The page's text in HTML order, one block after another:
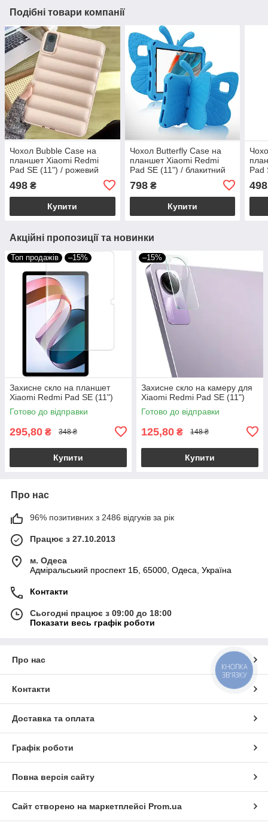
Подібні товари компанії
Чохол Bubble Case на
планшет Xiaomi Redmi
Pad SE (11") / рожевий
498 ₴
Купити
Чохол Butterfly Case на
планшет Xiaomi Redmi
Pad SE (11") / блакитний
798₴
Купити
Pad
498
Акційні пропозиції та новинки
Топ продажів –15%
Захисне скло на планшет
Xiaomi Redmi Pad SE (11")
Готово до відправки
295,80 ₴ 348 ₴
Купити
–15%
Захисне скло на камеру для
Xiaomi Redmi Pad SE (11")
Готово до відправки
125,80 ₴ 148 ₴
Купити
Про нас
96% позитивних з 2486 відгуків за рік
Працює з 27.10.2013
м. Одеса
Адміральський проспект 1Б, 65000, Одеса, Україна
Контакти
Сьогодні працює з 09:00 до 18:00
Показати весь графік роботи
Про нас
Контакти
Доставка та оплата
Графік роботи
Повна версія сайту
Сайт створено на маркетплейсі Prom.ua
КНОПКА
ЗВ'ЯЗКУ